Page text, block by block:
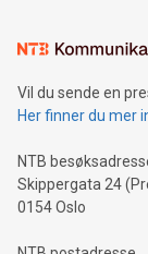
Vil du sende en
Her finner du mer
NTB
Skippergata 24
0154 Oslo